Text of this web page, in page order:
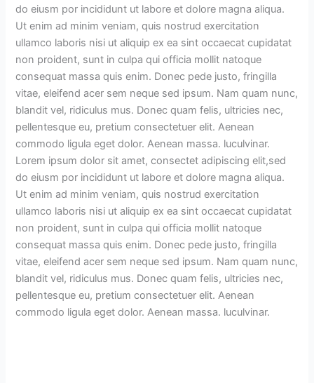
do eiusm por incididunt ut labore et dolore magna aliqua.
Ut enim ad minim veniam, quis nostrud exercitation
ullamco laboris nisi ut aliquip ex ea sint occaecat cupidatat
non proident, sunt in culpa qui officia mollit natoque
consequat massa quis enim. Donec pede justo, fringilla
vitae, eleifend acer sem neque sed ipsum. Nam quam nunc,
blandit vel, ridiculus mus. Donec quam felis, ultricies nec,
pellentesque eu, pretium consectetuer elit. Aenean
commodo ligula eget dolor. Aenean massa. luculvinar.
Lorem ipsum dolor sit amet, consectet adipiscing elit,sed
do eiusm por incididunt ut labore et dolore magna aliqua.
Ut enim ad minim veniam, quis nostrud exercitation
ullamco laboris nisi ut aliquip ex ea sint occaecat cupidatat
non proident, sunt in culpa qui officia mollit natoque
consequat massa quis enim. Donec pede justo, fringilla
vitae, eleifend acer sem neque sed ipsum. Nam quam nunc,
blandit vel, ridiculus mus. Donec quam felis, ultricies nec,
pellentesque eu, pretium consectetuer elit. Aenean
commodo ligula eget dolor. Aenean massa. luculvinar.